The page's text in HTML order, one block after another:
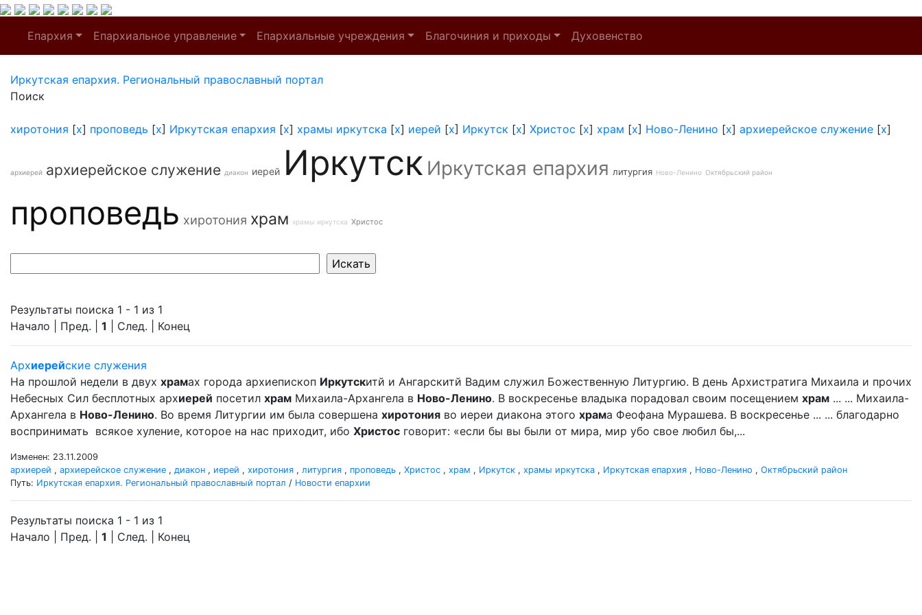
Епархия Епархиальное управление Епархиальные учреждения Благочиния и приходы Духовенство
Иркутская епархия. Региональный православный портал
Поиск
хиротония [x] проповедь [x] Иркутская епархия [x] храмы иркутска [x] иерей [x] Иркутск [x] Христос [x] храм [x] Ново-Ленино [x] архиерейское служение [x]
архиерей архиерейское служение диакон иерей Иркутск Иркутская епархия литургия Ново-Ленино Октябрьский район
проповедь хиротония храм храмы иркутска Христос
Результаты поиска 1 - 1 из 1
Начало | Пред. | 1 | След. | Конец
Архиерейские служения
На прошлой недели в двух храмах города архиепископ Иркутскитй и Ангарскитй Вадим служил Божественную Литургию. В день Архистратига Михаила и прочих
Небесных Сил бесплотных архиерей посетил храм Михаила-Архангела в Ново-Ленино. В воскресенье владыка порадовал своим посещением храм ... ... Михаила-
Архангела в Ново-Ленино. Во время Литургии им была совершена хиротония во иереи диакона этого храма Феофана Мурашева. В воскресенье ... ... благодарно
воспринимать всякое хуление, которое на нас приходит, ибо Христос говорит: «если бы вы были от мира, мир убо свое любил бы,...
Изменен: 23.11.2009
архиерей , архиерейское служение , диакон , иерей , хиротония , литургия , проповедь , Христос , храм , Иркутск , храмы иркутска , Иркутская епархия , Ново-Ленино , Октябрьский район
Путь: Иркутская епархия. Региональный православный портал / Новости епархии
Результаты поиска 1 - 1 из 1
Начало | Пред. | 1 | След. | Конец